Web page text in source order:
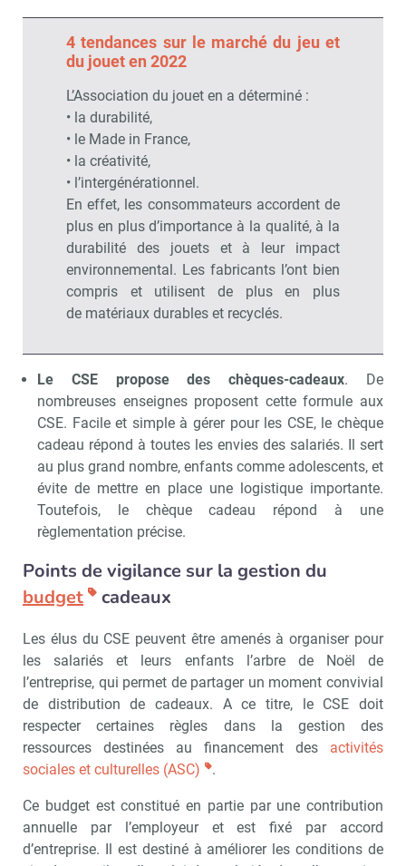
4 tendances sur le marché du jeu et
du jouet en 2022
L’Association du jouet en a déterminé :
• la durabilité,
• le Made in France,
• la créativité,
• l’intergénérationnel.
En effet, les consommateurs accordent de
plus en plus d’importance à la qualité, à la
durabilité des jouets et à leur impact
environnemental. Les fabricants l’ont bien
compris et utilisent de plus en plus
de matériaux durables et recyclés.
Le CSE propose des chèques-cadeaux. De
nombreuses enseignes proposent cette formule aux
CSE. Facile et simple à gérer pour les CSE, le chèque
cadeau répond à toutes les envies des salariés. Il sert
au plus grand nombre, enfants comme adolescents, et
évite de mettre en place une logistique importante.
Toutefois, le chèque cadeau répond à une
règlementation précise.
Points de vigilance sur la gestion du
budget
cadeaux
Les élus du CSE peuvent être amenés à organiser pour
les salariés et leurs enfants l’arbre de Noël de
l’entreprise, qui permet de partager un moment convivial
de distribution de cadeaux. A ce titre, le CSE doit
respecter certaines règles dans la gestion des
ressources destinées au financement des activités
sociales et culturelles (ASC)
.
Ce budget est constitué en partie par une contribution
annuelle par l’employeur et est fixé par accord
d’entreprise. Il est destiné à améliorer les conditions de